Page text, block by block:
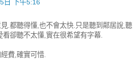
日 下午5:16
.都聽得懂,也不會太快.只是聽到鄰居說,聽
看卻聽不太懂,實在很希望有字幕.
費,確實可惜.